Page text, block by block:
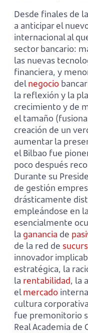
Desde finales de
a anticipar el
internacional al
sector bancario:
las nuevas
financiera, y
delnegocio
la reflexión y la
crecimiento y de
el tamaño
creación de un
aumentar la
el Bilbao fue
poco después
Durante su
de gestión
drásticamente
empleándose en
esencialmente
la ganancia de
de la red de
innovador
estratégica, la
la rentabilidad, la
elmercado
cultura
fue premonitorio
Real Academia de